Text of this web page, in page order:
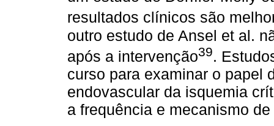
resultados clínicos são
outro estudo de Ansel et al.
após a intervenção39.
curso para examinar o papel
endovascular da isquemia
a frequência e mecanismo